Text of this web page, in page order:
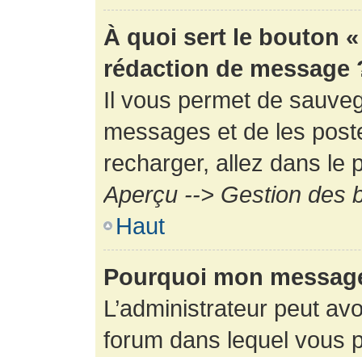
À quoi sert le bouton
rédaction de message
Il vous permet de
messages et de les
recharger, allez dans le
Aperçu --> Gestion des
Haut
Pourquoi mon
L’administrateur peut
forum dans lequel vous